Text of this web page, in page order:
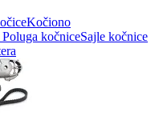
Kočiono
kočniceSajle kočnice